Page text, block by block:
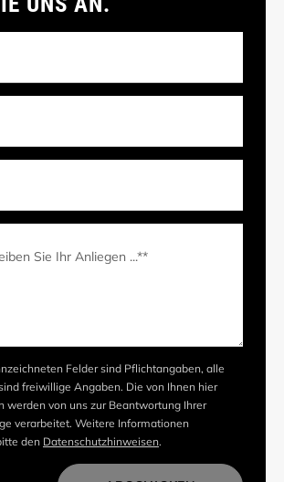
Felder sind Pflichtangaben, alle
freiwillige Angaben. Die von Ihnen hier
werden von uns zur Beantwortung Ihrer
verarbeitet. Weitere Informationen
den Datenschutzhinweisen.